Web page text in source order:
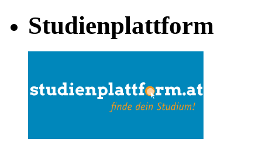
Studienplattform